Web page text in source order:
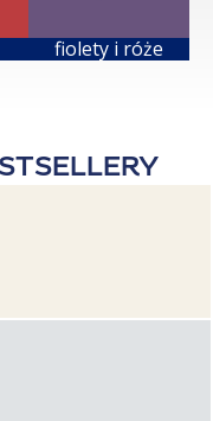
fiolety i róże